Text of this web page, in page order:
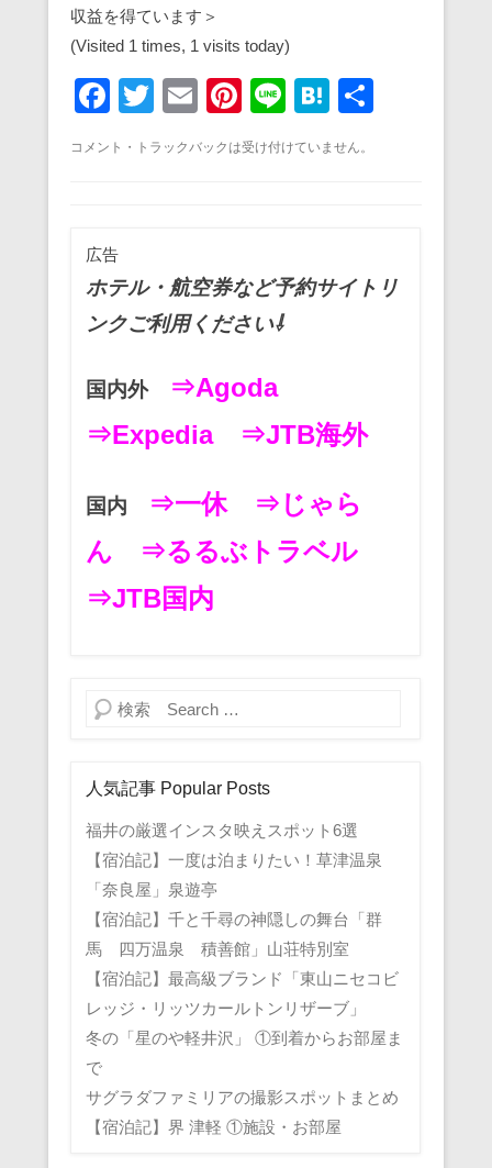
収益を得ています＞
(Visited 1 times, 1 visits today)
F
c
b
o
o
k
T
tt
E
ail
Pi
nt
er
Li
e
H
e
コメント・トラックバックは受け付けていません。
広告
ホテル・航空券など予約サイトリ
ンクご利用ください⇩
国内外
⇒Agoda
⇒Expedia
⇒JTB海外
国内 ⇒一休
⇒じゃら
ん
⇒るるぶトラベル
⇒JTB国内
検索
人気記事 Popular Posts
福井の厳選インスタ映えスポット6選
【宿泊記】一度は泊まりたい！草津温泉
「奈良屋」泉遊亭
【宿泊記】千と千尋の神隠しの舞台「群
馬 四万温泉 積善館」山荘特別室
【宿泊記】最高級ブランド「東山ニセコビ
レッジ・リッツカールトンリザーブ」
冬の「星のや軽井沢」 ①到着からお部屋ま
で
サグラダファミリアの撮影スポットまとめ
【宿泊記】界 津軽 ①施設・お部屋